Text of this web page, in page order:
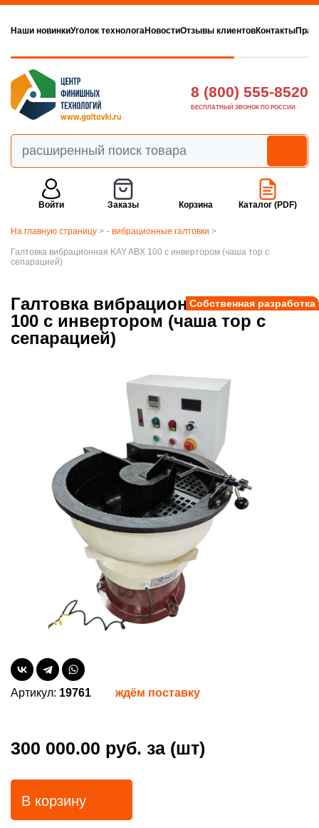
Наши новинкиУголок технологаНовостиОтзывы клиентовКонтакты
8 (800) 555-8520
БЕСПЛАТНЫЙ ЗВОНОК ПО РОССИИ
Войти Заказы Корзина Каталог (PDF)
На главную страницу > - вибрационные галтовки >
Галтовка вибрационная KAY ABX 100 с инвертором (чаша тор с
сепарацией)
Собственная разработка
Галтовка вибрационная KAY ABX
100 с инвертором (чаша тор с
сепарацией)
Артикул: 19761 ждём поставку
300 000.00 руб. за (шт)
В корзину